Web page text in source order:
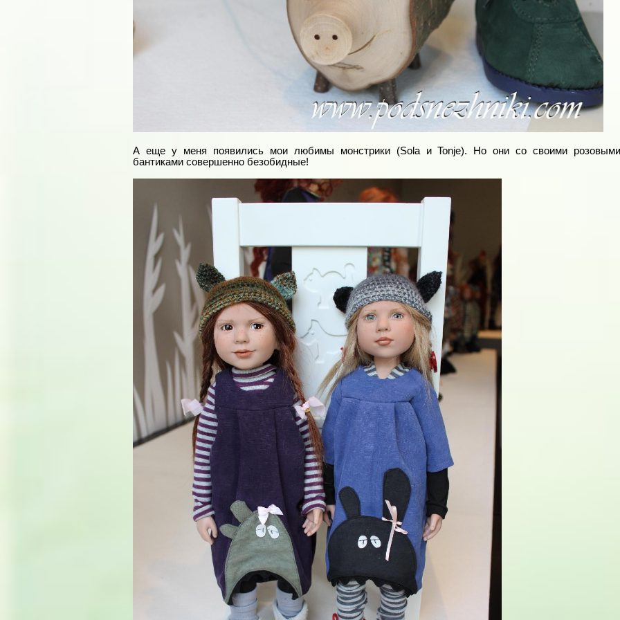
А еще у меня появились мои любимы монстрики (Sola и Tonje). Но они со своими
бантиками совершенно безобидные!